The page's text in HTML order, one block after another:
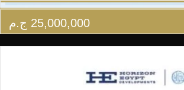
25,000,000 ج.م